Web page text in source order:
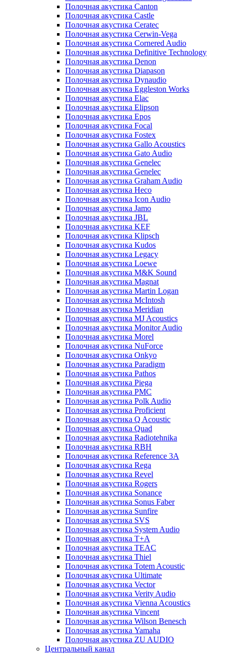
Полочная акустика Canton
Полочная акустика Castle
Полочная акустика Ceratec
Полочная акустика Cerwin-Vega
Полочная акустика Cornered Audio
Полочная акустика Definitive Technology
Полочная акустика Denon
Полочная акустика Diapason
Полочная акустика Dynaudio
Полочная акустика Eggleston Works
Полочная акустика Elac
Полочная акустика Elipson
Полочная акустика Epos
Полочная акустика Focal
Полочная акустика Fostex
Полочная акустика Gallo Acoustics
Полочная акустика Gato Audio
Полочная акустика Genelec
Полочная акустика Genelec
Полочная акустика Graham Audio
Полочная акустика Heco
Полочная акустика Icon Audio
Полочная акустика Jamo
Полочная акустика JBL
Полочная акустика KEF
Полочная акустика Klipsch
Полочная акустика Kudos
Полочная акустика Legacy
Полочная акустика Loewe
Полочная акустика M&K Sound
Полочная акустика Magnat
Полочная акустика Martin Logan
Полочная акустика McIntosh
Полочная акустика Meridian
Полочная акустика MJ Acoustics
Полочная акустика Monitor Audio
Полочная акустика Morel
Полочная акустика NuForce
Полочная акустика Onkyo
Полочная акустика Paradigm
Полочная акустика Pathos
Полочная акустика Piega
Полочная акустика PMC
Полочная акустика Polk Audio
Полочная акустика Proficient
Полочная акустика Q Acoustic
Полочная акустика Quad
Полочная акустика Radiotehnika
Полочная акустика RBH
Полочная акустика Reference 3A
Полочная акустика Rega
Полочная акустика Revel
Полочная акустика Rogers
Полочная акустика Sonance
Полочная акустика Sonus Faber
Полочная акустика Sunfire
Полочная акустика SVS
Полочная акустика System Audio
Полочная акустика T+A
Полочная акустика TEAC
Полочная акустика Thiel
Полочная акустика Totem Acoustic
Полочная акустика Ultimate
Полочная акустика Vector
Полочная акустика Verity Audio
Полочная акустика Vienna Acoustics
Полочная акустика Vincent
Полочная акустика Wilson Benesch
Полочная акустика Yamaha
Полочная акустика ZU AUDIO
Центральный канал